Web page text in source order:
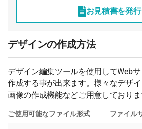
お見積書を発行
デザインの作成方法
デザイン編集ツールを使用してWeb
作成する事が出来ます。様々なデザ
画像の作成機能などご用意しておりま
ご使用可能なファイル形式 ファイル